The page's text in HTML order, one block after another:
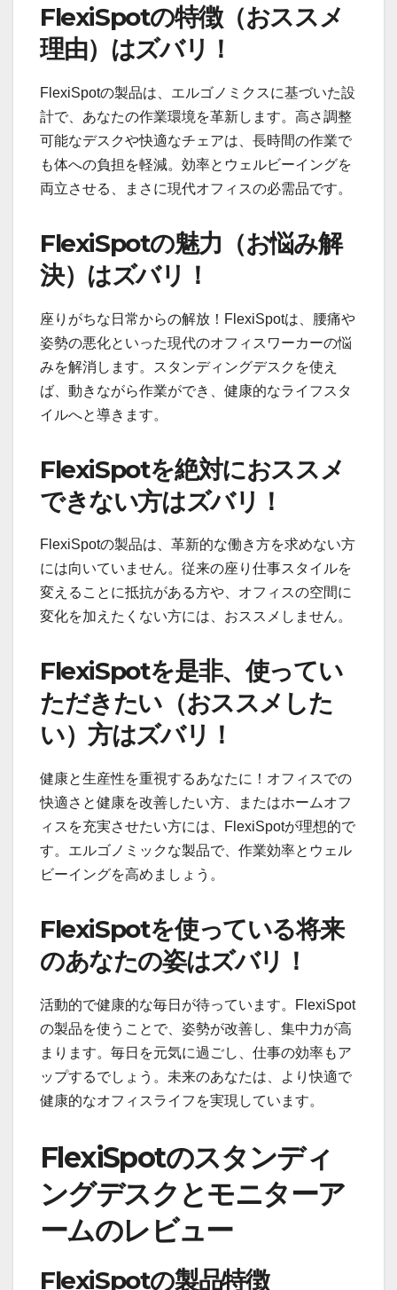
FlexiSpotの特徴（おススメ
理由）はズバリ！
FlexiSpotの製品は、エルゴノミクスに基づいた設
計で、あなたの作業環境を革新します。高さ調整
可能なデスクや快適なチェアは、長時間の作業で
も体への負担を軽減。効率とウェルビーイングを
両立させる、まさに現代オフィスの必需品です。
FlexiSpotの魅力（お悩み解
決）はズバリ！
座りがちな日常からの解放！FlexiSpotは、腰痛や
姿勢の悪化といった現代のオフィスワーカーの悩
みを解消します。スタンディングデスクを使え
ば、動きながら作業ができ、健康的なライフスタ
イルへと導きます。
FlexiSpotを絶対におススメ
できない方はズバリ！
FlexiSpotの製品は、革新的な働き方を求めない方
には向いていません。従来の座り仕事スタイルを
変えることに抵抗がある方や、オフィスの空間に
変化を加えたくない方には、おススメしません。
FlexiSpotを是非、使ってい
ただきたい（おススメした
い）方はズバリ！
健康と生産性を重視するあなたに！オフィスでの
快適さと健康を改善したい方、またはホームオフ
ィスを充実させたい方には、FlexiSpotが理想的で
す。エルゴノミックな製品で、作業効率とウェル
ビーイングを高めましょう。
FlexiSpotを使っている将来
のあなたの姿はズバリ！
活動的で健康的な毎日が待っています。FlexiSpot
の製品を使うことで、姿勢が改善し、集中力が高
まります。毎日を元気に過ごし、仕事の効率もア
ップするでしょう。未来のあなたは、より快適で
健康的なオフィスライフを実現しています。
FlexiSpotのスタンディ
ングデスクとモニターア
ームのレビュー
FlexiSpotの製品特徴